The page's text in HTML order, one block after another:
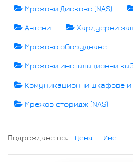
Мрежови Дискове (NAS)
Антени Хардуерни
Мрежово оборудване
Мрежови инсталационни
Комуникационни шкафове
Мрежов сторидж (NAS)
Подреждане по: Цена Име